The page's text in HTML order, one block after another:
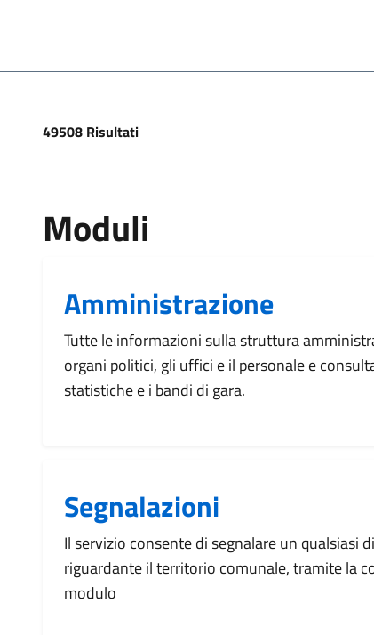
[results] Risultati
49508 Risultati
Moduli
Amministrazione
Tutte le informazioni sulla struttura
organi politici, gli uffici e il personale e
statistiche e i bandi di gara.
Segnalazioni
Il servizio consente di segnalare un qualsiasi
riguardante il territorio comunale, tramite la
modulo